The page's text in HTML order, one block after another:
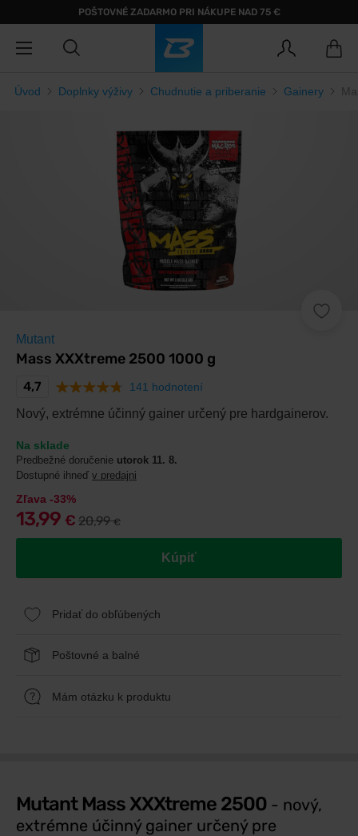
POŠTOVNÉ ZADARMO PRI NÁKUPE NAD 75 €
Úvod Doplnky výživy Chudnutie a priberanie Gainery
Mutant
Mass XXXtreme 2500 1000 g
4,7 141 hodnotení
Nový, extrémne účinný gainer určený pre hardgainerov.
Na sklade
Predbežné doručenie utorok 11. 8.
Dostupné ihneď v predajni
Zľava -33%
13,99 € 20,99€
Kúpiť
Pridať do obľúbených
Poštovné a balné
Mám otázku k produktu
Mutant Mass XXXtreme 2500 - nový,
extrémne účinný gainer určený pre